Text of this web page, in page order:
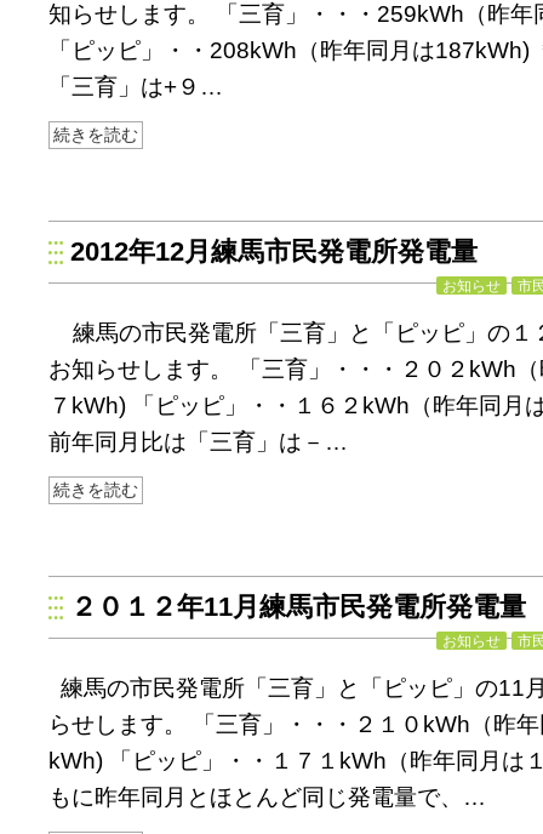
知らせします。 「三育」・・・259kWh（昨年
「ピッピ」・・208kWh（昨年同月は187kWh)
「三育」は+９…
続きを読む
2012年12月練馬市民発電所発電量
お知らせ 市
練馬の市民発電所「三育」と「ピッピ」の１
お知らせします。 「三育」・・・２０２kWh
７kWh) 「ピッピ」・・１６２kWh（昨年同月
前年同月比は「三育」は－…
続きを読む
２０１２年11月練馬市民発電所発電量
お知らせ 市
練馬の市民発電所「三育」と「ピッピ」の11
らせします。 「三育」・・・２１０kWh（昨
kWh) 「ピッピ」・・１７１kWh（昨年同月は
もに昨年同月とほとんど同じ発電量で、…